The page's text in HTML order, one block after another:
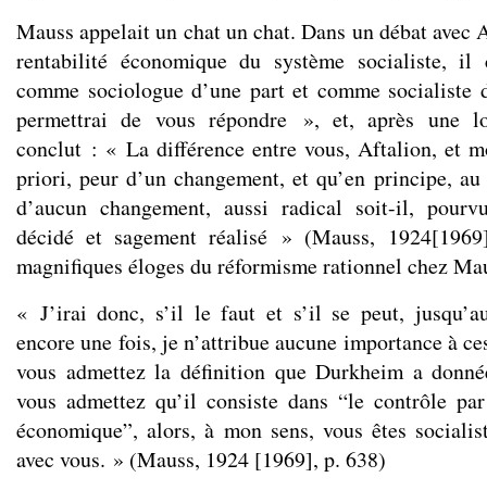
Mauss appelait un chat un chat. Dans un débat
rentabilité économique du système socialiste, il
comme sociologue d’une part et comme socialiste
permettrai de vous répondre », et, après une
conclut : « La différence entre vous, Aftalion, et
priori, peur d’un changement, et qu’en principe,
d’aucun changement, aussi radical soit-il,
décidé et sagement réalisé » (Mauss,
magnifiques éloges du réformisme rationnel chez
« J’irai donc, s’il le faut et s’il se peut,
encore une fois, je n’attribue aucune importance à
vous admettez la définition que Durkheim a
vous admettez qu’il consiste dans “le contrôle
économique”, alors, à mon sens, vous êtes
avec vous. » (Mauss, 1924 [1969], p. 638)